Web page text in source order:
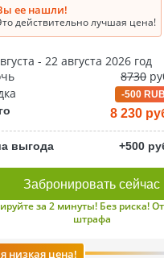
ее нашли!
действительно лучшая цена!
- 22 августа 2026 год
8730
-500 RUB
8 230
выгода +500
Забронировать сейчас
за 2 минуты! Без риска!
штрафа
низкая цена!